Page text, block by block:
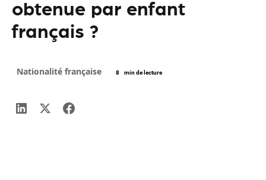
obtenue par enfant
français ?
Nationalité française 8 min de lecture